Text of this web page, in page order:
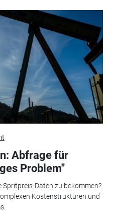
Abfrage für
Problem"
Daten zu bekommen?
Kostenstrukturen und